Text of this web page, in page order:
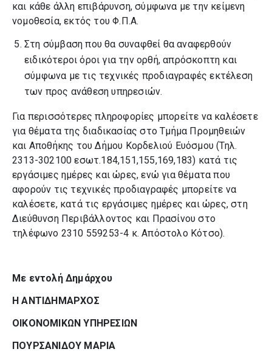
και κάθε άλλη επιβάρυνση, σύμφωνα με την κείμενη
νομοθεσία, εκτός του Φ.Π.Α.
Στη σύμβαση που θα συναφθεί θα αναφερθούν
ειδικότεροι όροι για την ορθή, απρόσκοπτη και
σύμφωνα με τις τεχνικές προδιαγραφές εκτέλεση
των προς ανάθεση υπηρεσιών.
Για περισσότερες πληροφορίες μπορείτε να καλέσετε
για θέματα της διαδικασίας στο Τμήμα Προμηθειών
και Αποθήκης του Δήμου Κορδελιού Ευόσμου (Τηλ.
2313-302100 εσωτ.184,151,155,169,183) κατά τις
εργάσιμες ημέρες και ώρες, ενώ για θέματα που
αφορούν τις τεχνικές προδιαγραφές μπορείτε να
καλέσετε, κατά τις εργάσιμες ημέρες και ώρες, στη
Διεύθυνση Περιβάλλοντος και Πρασίνου στο
τηλέφωνο 2310 559253-4 κ. Απόστολο Κότσο).
Με εντολή Δημάρχου
Η ANTIΔΗΜΑΡΧΟΣ
ΟΙΚΟΝΟΜΙΚΩΝ ΥΠΗΡΕΣΙΩΝ
ΠΟΥΡΣΑΝΙΔΟΥ ΜΑΡΙΑ